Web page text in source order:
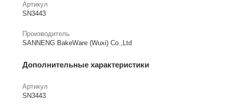
Артикул
SN3443
Производитель
SANNENG BakeWare (Wuxi) Co.,Ltd
Дополнительные характеристики
Артикул
SN3443